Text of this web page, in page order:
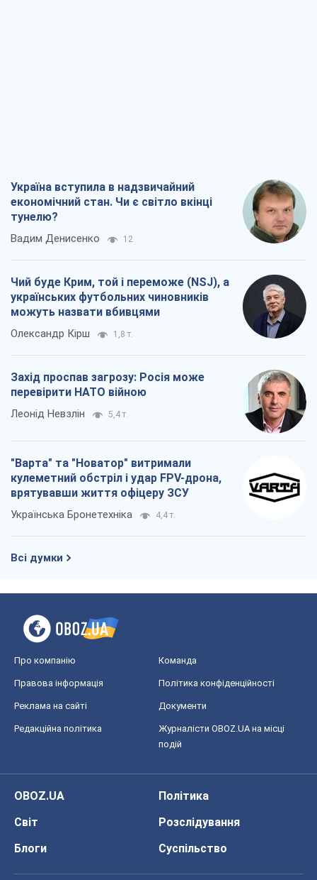
Україна вступила в надзвичайний
економічний стан. Чи є світло вкінці
тунелю?
Вадим Денисенко 12
Чий буде Крим, той і переможе (NSJ), а
українських футбольних чиновників
можуть назвати вбивцями
Олександр Кірш 1,8 т.
Захід проспав загрозу: Росія може
перевірити НАТО війною
Леонід Невзлін 5,4 т.
"Варта" та "Новатор" витримали
кулеметний обстріл і удар FPV-дрона,
врятувавши життя офіцеру ЗСУ
Українська Бронетехніка 4,4 т.
Всі думки
Про компанію Команда
Правова інформація Політика конфіденційності
Реклама на сайті Документи
Редакційна політика
Журналісти OBOZ.UA на місці
подій
OBOZ.UA
Політика
Світ
Розслідування
Блоги
Суспільство